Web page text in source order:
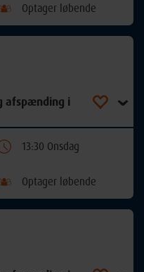
Optager løbende
afspænding i
13:30 Onsdag
Optager løbende